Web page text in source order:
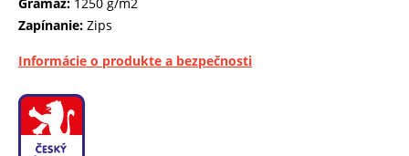
Gramáž: 1250 g/m2
Zapínanie: Zips
Informácie o produkte a bezpečnosti